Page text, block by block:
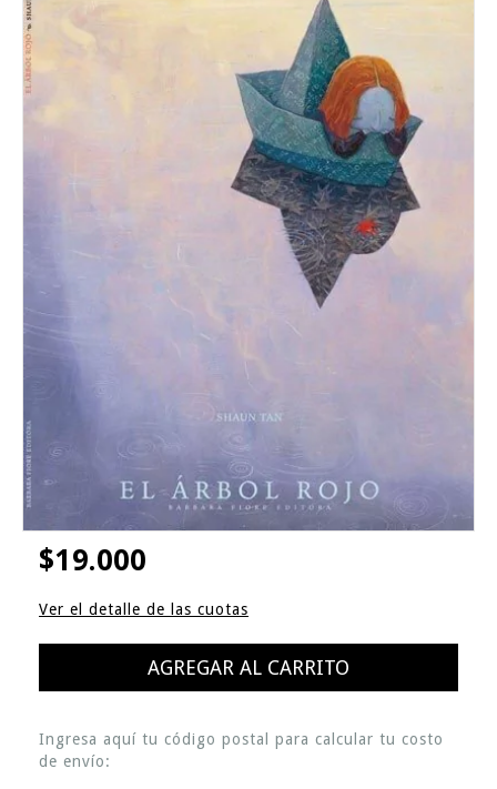
$19.000
Ver el detalle de las cuotas
Ingresa aquí tu código postal para calcular tu costo
de envío: